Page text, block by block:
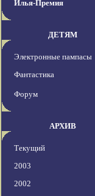
Илья-Премия
ДЕТЯМ
Электронные пампасы
Фантастика
Форум
АРХИВ
Текущий
2003
2002